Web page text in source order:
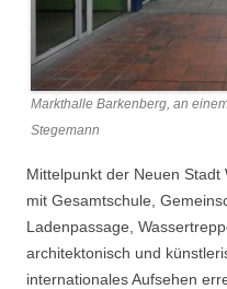
Markthalle Barkenberg, an
Stegemann
Mittelpunkt der Neuen
mit Gesamtschule,
Ladenpassage,
architektonisch und
internationales Aufsehen